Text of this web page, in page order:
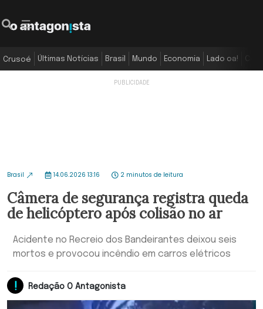
Crusoé Últimas Notícias Brasil Mundo Economia Lado oa!
Brasil 14.06.2026 13:16 2 minutos de leitura
Câmera de segurança registra queda
de helicóptero após colisão no ar
Acidente no Recreio dos Bandeirantes deixou seis
mortos e provocou incêndio em carros elétricos
Redação O Antagonista